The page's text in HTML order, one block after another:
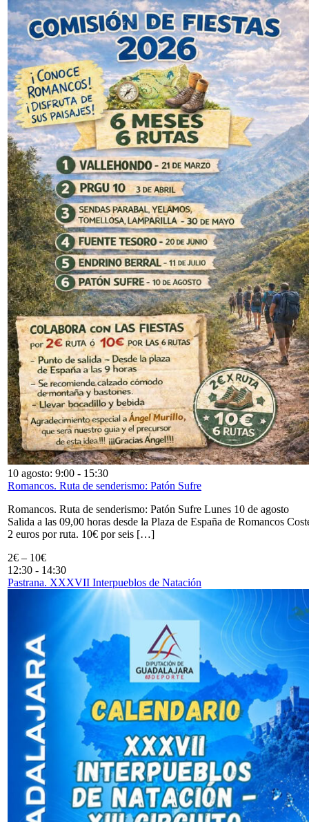
10 agosto: 9:00 - 15:30
Romancos. Ruta de senderismo: Patón Sufre
Romancos. Ruta de senderismo: Patón Sufre Lunes 10 de agosto
Salida a las 09,00 horas desde la Plaza de España de Romancos
2 euros por ruta. 10€ por seis […]
2€ – 10€
12:30 - 14:30
Pastrana. XXXVII Interpueblos de Natación